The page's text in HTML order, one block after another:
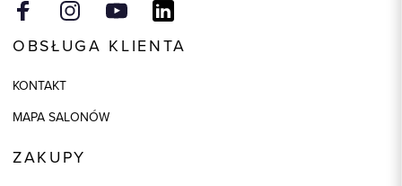
OBSŁUGA KLIENTA
KONTAKT
MAPA SALONÓW
ZAKUPY